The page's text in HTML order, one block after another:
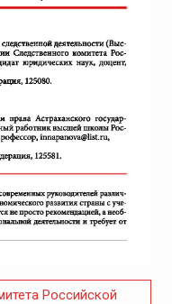
Российской